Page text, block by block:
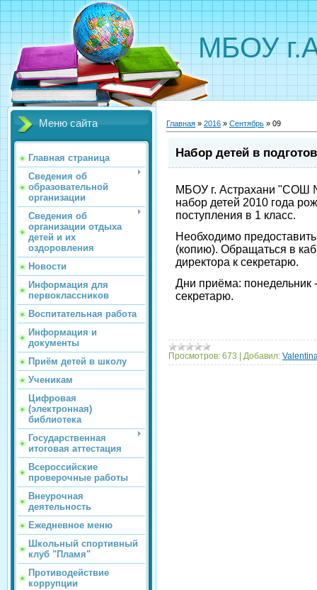
МБОУ
Меню сайта
Главная страница
Сведения об
образовательной
организации
Сведения об
организации отдыха
детей и их
оздоровления
Новости
Информация для
первоклассников
Воспитательная работа
Информация и
документы
Приём детей в школу
Ученикам
Цифровая
(электронная)
библиотека
Государственная
итоговая аттестация
Всероссийские
проверочные работы
Внеурочная
деятельность
Ежедневное меню
Школьный спортивный
клуб "Пламя"
Противодействие
коррупции
Главная » 2016 » Сентябрь » 09
Набор детей в
МБОУ г. Астрахани "СОШ
набор детей 2010 года
поступления в 1 класс.
Необходимо
(копию). Обращаться в
директора к секретарю.
Дни приёма: понедельник
секретарю.
Просмотров: 673 Добавил: